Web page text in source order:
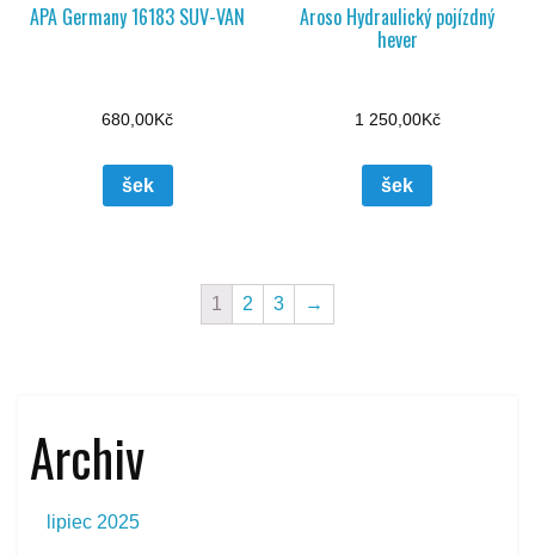
APA Germany 16183 SUV-VAN
680,00Kč
šek
Aroso Hydraulický pojízdný
hever
1 250,00Kč
šek
1 2 3 →
Archiv
lipiec 2025